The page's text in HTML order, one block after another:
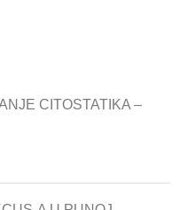
CITOSTATIKA –